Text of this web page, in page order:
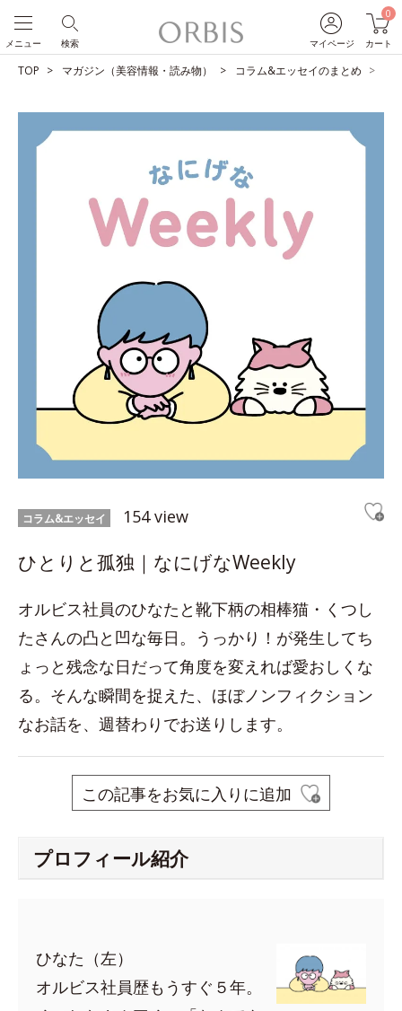
マイページ
0
カート
検索
メニュー
TOP マガジン（美容情報・読み物） コラム&エッセイのまとめ
コラム&エッセイ 154 view
ひとりと孤独｜なにげなWeekly
オルビス社員のひなたと靴下柄の相棒猫・くつし
たさんの凸と凹な毎日。うっかり！が発生してち
ょっと残念な日だって角度を変えれば愛おしくな
る。そんな瞬間を捉えた、ほぼノンフィクション
なお話を、週替わりでお送りします。
この記事をお気に入りに追加
プロフィール紹介
ひなた（左）
オルビス社員歴もうすぐ５年。